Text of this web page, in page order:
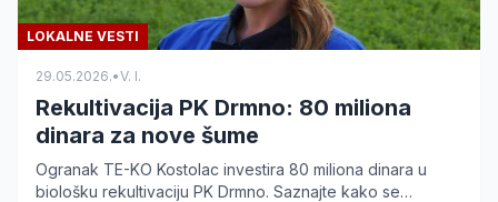
LOKALNE VESTI
29.05.2026.•V. I.
Rekultivacija PK Drmno: 80 miliona
dinara za nove šume
Ogranak TE-KO Kostolac investira 80 miliona dinara u
biološku rekultivaciju PK Drmno. Saznajte kako se